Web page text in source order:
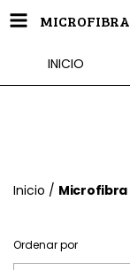
MICROFIBRA
INICIO
Inicio / Microfibra
Ordenar por